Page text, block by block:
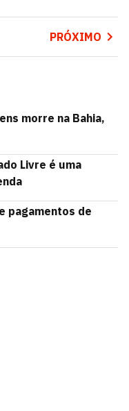
PRÓXIMO
morre na Bahia,
Livre é uma
pagamentos de